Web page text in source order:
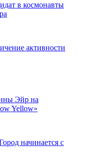
в космонавты
активности
Эйр на
Yellow»
начинается с